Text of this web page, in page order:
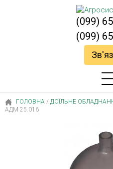
(099)
(099)
ГОЛОВНА / ДОЇЛЬНЕ
АДМ 25.016